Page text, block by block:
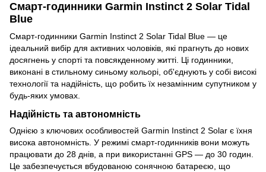
Смарт-годинники Garmin Instinct 2 Solar Tidal
Blue
Смарт-годинники Garmin Instinct 2 Solar Tidal Blue — це
ідеальний вибір для активних чоловіків, які прагнуть до нових
досягнень у спорті та повсякденному житті. Ці годинники,
виконані в стильному синьому кольорі, об'єднують у собі високі
технології та надійність, що робить їх незамінним супутником у
будь-яких умовах.
Надійність та автономність
Однією з ключових особливостей Garmin Instinct 2 Solar є їхня
висока автономність. У режимі смарт-годинників вони можуть
працювати до 28 днів, а при використанні GPS — до 30 годин.
Це забезпечується вбудованою сонячною батареєю, що